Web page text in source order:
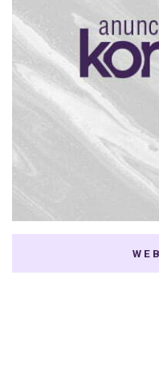
7 K-dramas Enemies
to Lovers